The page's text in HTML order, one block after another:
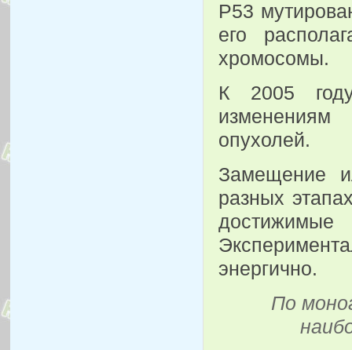
Р53
его
хромосомы.
К 2005
изменениям
опухолей.
Замещение
разных
энергично.
По